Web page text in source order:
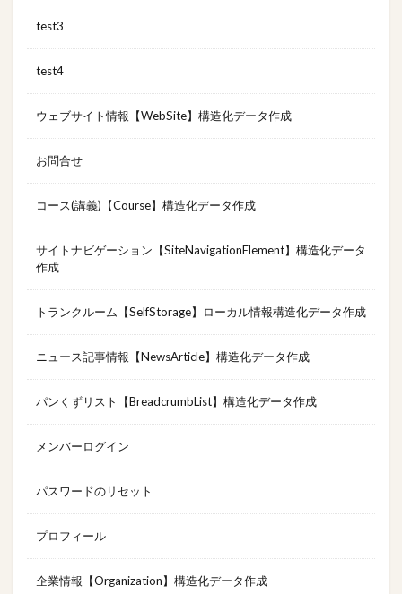
test3
test4
ウェブサイト情報【WebSite】構造化データ作成
お問合せ
コース(講義)【Course】構造化データ作成
サイトナビゲーション【SiteNavigationElement】構造化データ
作成
トランクルーム【SelfStorage】ローカル情報構造化データ作成
ニュース記事情報【NewsArticle】構造化データ作成
パンくずリスト【BreadcrumbList】構造化データ作成
メンバーログイン
パスワードのリセット
プロフィール
企業情報【Organization】構造化データ作成